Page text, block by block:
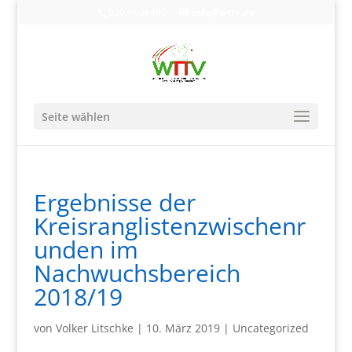
Seite wählen
Ergebnisse der
Kreisranglistenzwischenr
unden im
Nachwuchsbereich
2018/19
von Volker Litschke | 10. März 2019| Uncategorized